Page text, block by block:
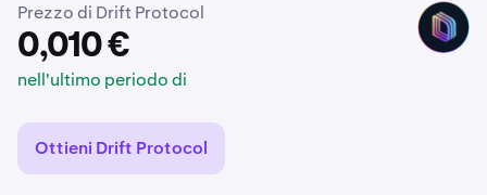
Prezzo di Drift Protocol
0,010 €
nell'ultimo periodo di
DRIFT
Ottieni Drift Protocol